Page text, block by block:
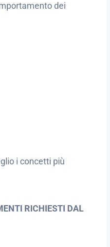
dei
i concetti più
RICHIESTI DAL